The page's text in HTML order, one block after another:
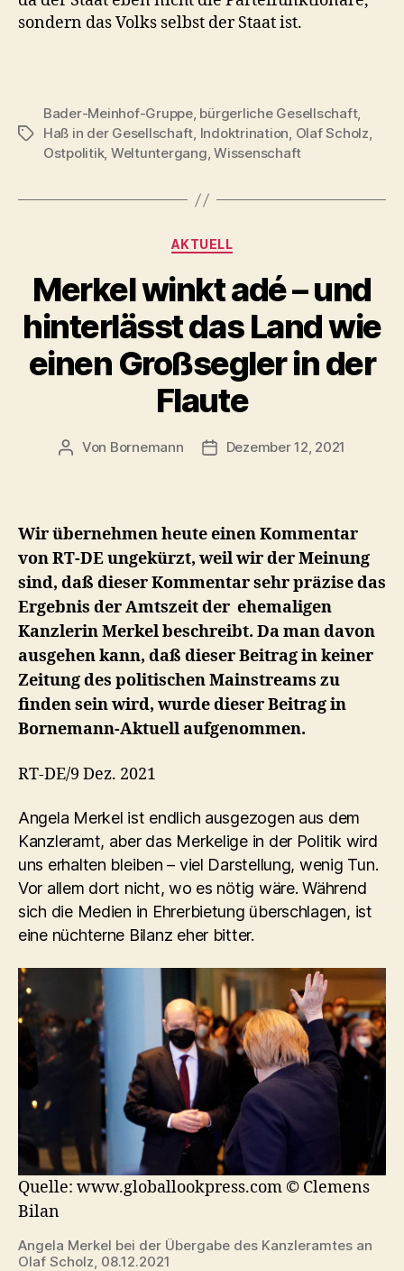
sondern das Volks selbst der Staat ist.
Schlagwörter
Bader-Meinhof-Gruppe, bürgerliche Gesellschaft,
Haß in der Gesellschaft, Indoktrination, Olaf Scholz,
Ostpolitik, Weltuntergang,Wissenschaft
Kategorien
AKTUELL
Merkel winkt adé – und
hinterlässt das Land wie
einen Großsegler in der
Flaute
Beitragsautor
Von Bornemann Veröffentlichungsdatum
Dezember 12, 2021
Wir übernehmen heute einen Kommentar
von RT-DE ungekürzt, weil wir der Meinung
sind, daß dieser Kommentar sehr präzise das
Ergebnis der Amtszeit der ehemaligen
Kanzlerin Merkel beschreibt. Da man davon
ausgehen kann, daß dieser Beitrag in keiner
Zeitung des politischen Mainstreams zu
finden sein wird, wurde dieser Beitrag in
Bornemann-Aktuell aufgenommen.
RT-DE/9 Dez. 2021
Angela Merkel ist endlich ausgezogen aus dem
Kanzleramt, aber das Merkelige in der Politik wird
uns erhalten bleiben – viel Darstellung, wenig Tun.
Vor allem dort nicht, wo es nötig wäre. Während
sich die Medien in Ehrerbietung überschlagen, ist
eine nüchterne Bilanz eher bitter.
Quelle: www.globallookpress.com © Clemens
Bilan
Angela Merkel bei der Übergabe des Kanzleramtes an
Olaf Scholz, 08.12.2021